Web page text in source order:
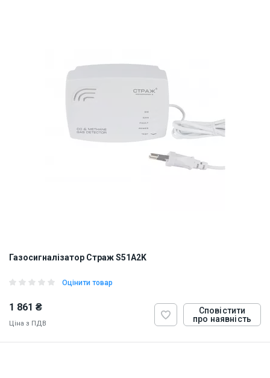
Газосигналізатор Страж S51А2K
Оцінити товар
1 861 ₴
Ціна з ПДВ
Сповістити
про наявність